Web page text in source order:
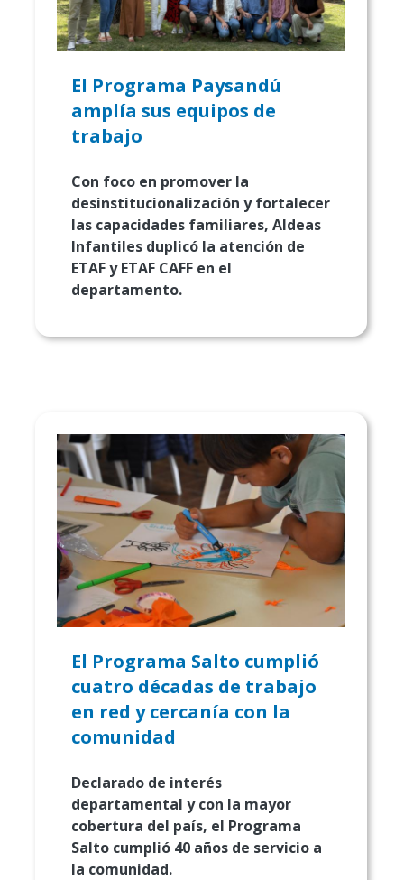
El Programa Paysandú
amplía sus equipos de
trabajo
Con foco en promover la
desinstitucionalización y fortalecer
las capacidades familiares, Aldeas
Infantiles duplicó la atención de
ETAF y ETAF CAFF en el
departamento.
El Programa Salto cumplió
cuatro décadas de trabajo
en red y cercanía con la
comunidad
Declarado de interés
departamental y con la mayor
cobertura del país, el Programa
Salto cumplió 40 años de servicio a
la comunidad.